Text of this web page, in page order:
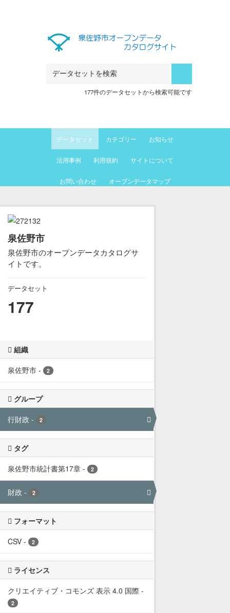
177件のデータセットから検索可能です
データセット カテゴリー お知らせ
活用事例 利用規約 サイトについて
お問い合わせ オープンデータマップ
泉佐野市
泉佐野市のオープンデータカタログサ
イトです。
データセット
177
組織
泉佐野市 - 2
グループ
行財政 - 2
タグ
泉佐野市統計書第17章 - 2
財政 - 2
フォーマット
CSV - 2
ライセンス
クリエイティブ・コモンズ 表示 4.0 国際 -
2